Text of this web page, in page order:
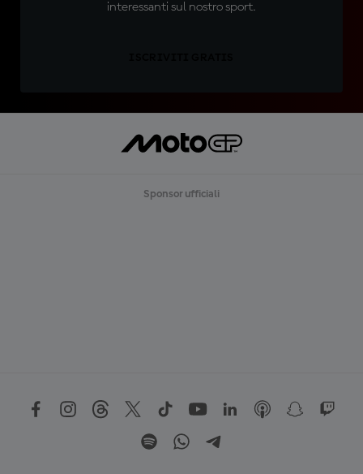
interessanti sul nostro sport.
Sponsor ufficiali